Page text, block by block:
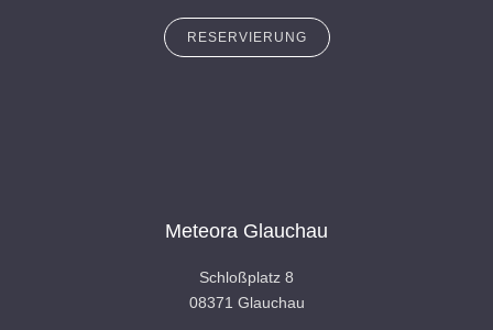
RESERVIERUNG
Meteora Glauchau
Schloßplatz 8
08371 Glauchau